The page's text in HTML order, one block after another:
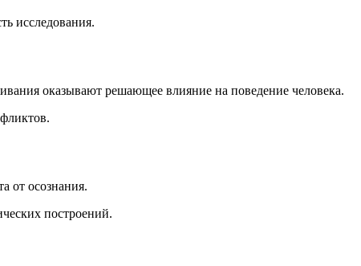
исследования.
оказывают решающее влияние на поведение человека.
от осознания.
построений.